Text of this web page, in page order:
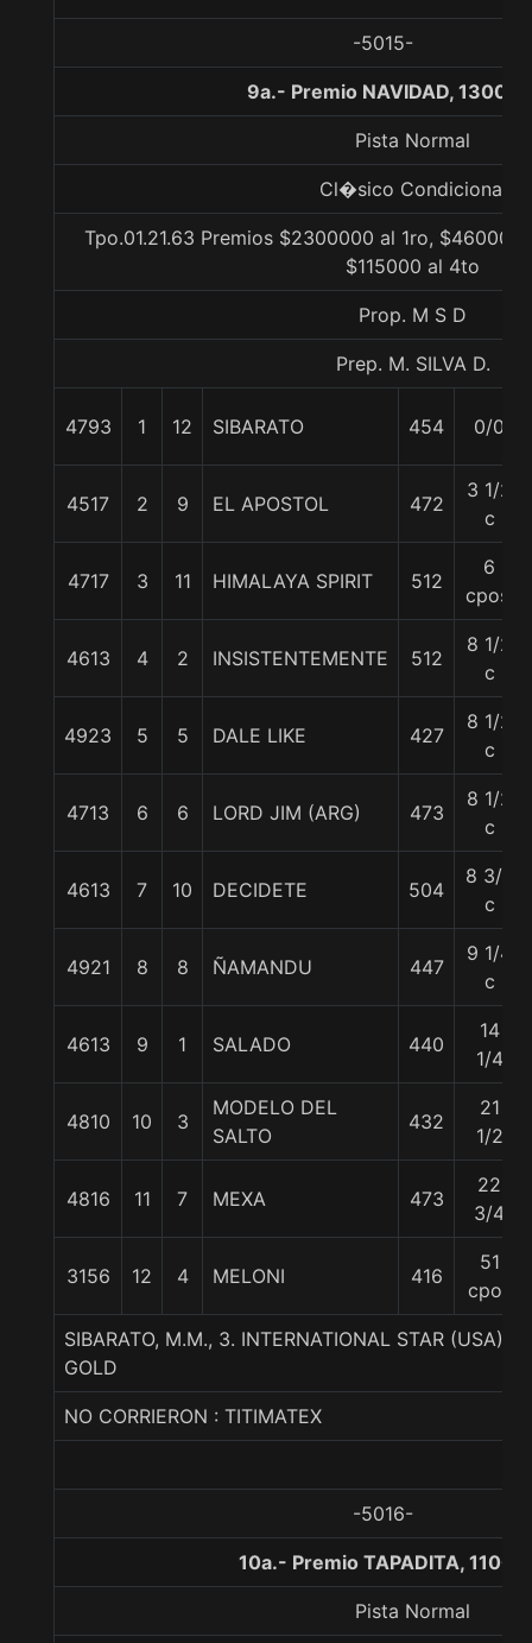
-5015-
9a.- Premio NAVIDAD, 1300
Pista Normal
Cl�sico Condicional
Tpo.01.21.63 Premios $2300000 al 1ro,
$115000 al 4to
Prop. M S D
Prep. M. SILVA D.
4793 1 12 SIBARATO 454 0/0
4517 2 9 EL APOSTOL 472
3 1/2
c
4717 3 11 HIMALAYA SPIRIT 512
6
cpos.
4613 4 2 INSISTENTEMENTE 512
8 1/2
c
4923 5 5 DALE LIKE 427
8 1/2
c
4713 6 6 LORD JIM (ARG) 473
8 1/2
c
4613 7 10 DECIDETE 504
8 3/4
c
4921 8 8 ÑAMANDU 447
9 1/4
c
4613 9 1 SALADO 440
14
1/4
4810 10 3
MODELO DEL
SALTO
432
21
1/2
4816 11 7 MEXA 473
22
3/4
3156 12 4 MELONI 416
51
cpos
SIBARATO, M.M., 3. INTERNATIONAL STAR (USA)-
GOLD
NO CORRIERON : TITIMATEX
-5016-
10a.- Premio TAPADITA, 1100
Pista Normal